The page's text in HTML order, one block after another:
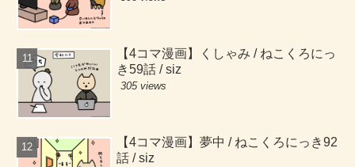
【4コマ漫画】くしゃみ / ねこくろにっ
き59話 / siz
305 views
【4コマ漫画】夢中 / ねこくろにっき92
話 / siz